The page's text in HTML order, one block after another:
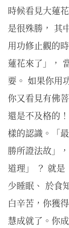
時候看見大蓮
是很殊勝， 其
用功修止觀的
蓮花來了」，
要。 如果你用
你又看見有佛
還是不及格的
樣的認識。「
勝所證法故」
道理」 ？ 就是
少睡眠、 於食
白辛苦，你獲
慧成就了。你